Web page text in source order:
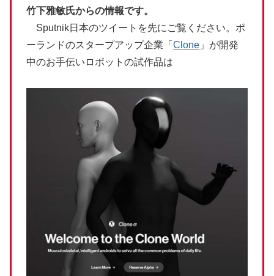
竹下雅敏氏からの情報です。
Sputnik日本のツイートを先にご覧ください。ポ
ーランドのスタープアップ企業「 Clone 」が開発
中のお手伝いロボットの試作品は